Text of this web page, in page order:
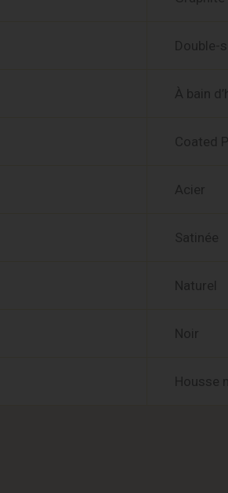
Double-
À bain
Coated
Acier
Satinée
Naturel
Noir
Housse